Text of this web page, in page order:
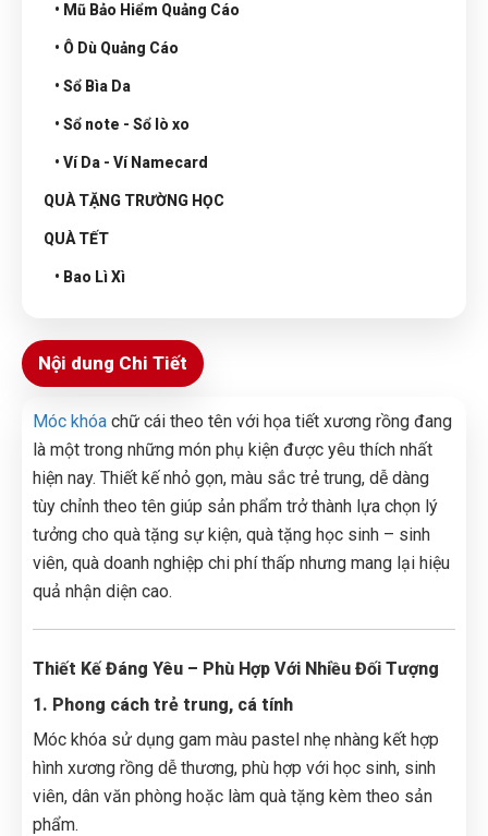
• Mũ Bảo Hiểm Quảng Cáo
• Ô Dù Quảng Cáo
• Sổ Bìa Da
• Sổ note - Sổ lò xo
• Ví Da - Ví Namecard
QUÀ TẶNG TRƯỜNG HỌC
QUÀ TẾT
• Bao Lì Xì
Nội dung Chi Tiết
Móc khóa chữ cái theo tên với họa tiết xương rồng đang
là một trong những món phụ kiện được yêu thích nhất
hiện nay. Thiết kế nhỏ gọn, màu sắc trẻ trung, dễ dàng
tùy chỉnh theo tên giúp sản phẩm trở thành lựa chọn lý
tưởng cho quà tặng sự kiện, quà tặng học sinh – sinh
viên, quà doanh nghiệp chi phí thấp nhưng mang lại hiệu
quả nhận diện cao.
Thiết Kế Đáng Yêu – Phù Hợp Với Nhiều Đối Tượng
1. Phong cách trẻ trung, cá tính
Móc khóa sử dụng gam màu pastel nhẹ nhàng kết hợp
hình xương rồng dễ thương, phù hợp với học sinh, sinh
viên, dân văn phòng hoặc làm quà tặng kèm theo sản
phẩm.